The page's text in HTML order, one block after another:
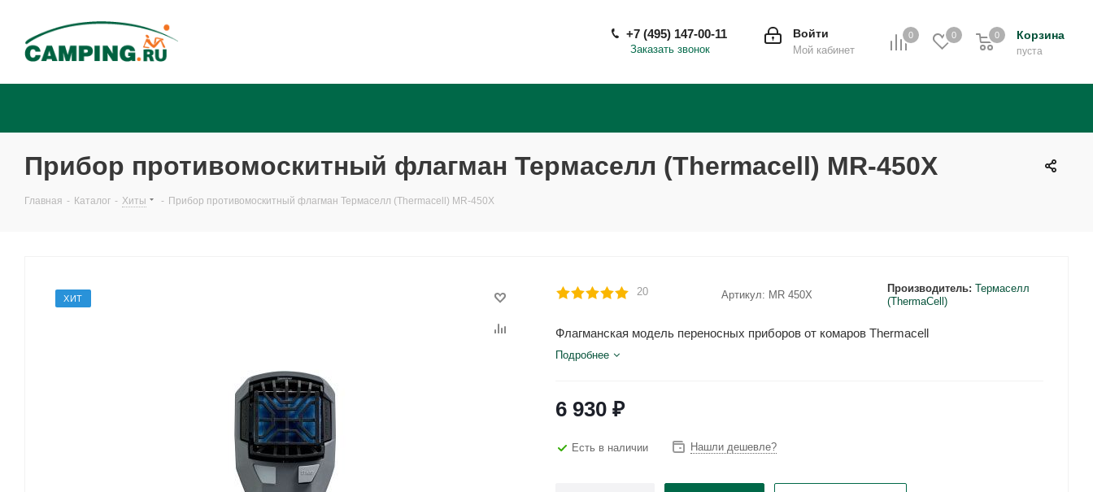
0 0 Корзина
0
пуста
0
Войти
Мой кабинет
+7 (495) 147-00-11
Заказать звонок
Прибор противомоскитный флагман Термаселл (Thermacell) MR-450X
Главная - Каталог - Хиты - Прибор противомоскитный флагман Термаселл (Thermacell) MR-450X
ХИТ
20 Артикул: MR 450X
Производитель: Термаселл
(ThermaCell)
Флагманcкая модель переносных приборов от комаров Thermacell
Подробнее
6 930 ₽
Есть в наличии Нашли дешевле?